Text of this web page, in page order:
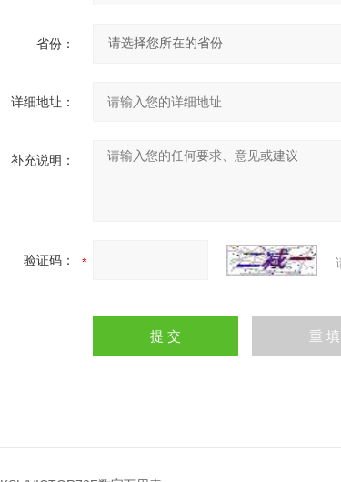
省份：
详细地址：
补充说明：
验证码：